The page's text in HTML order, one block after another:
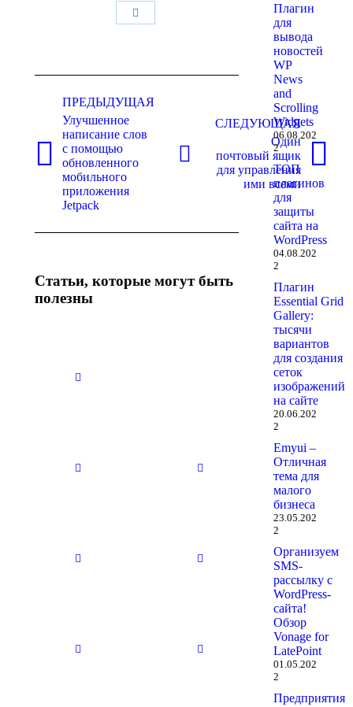
Поделиться
записям
ПРЕДЫДУЩАЯ
Предыдущая
запись:
Улучшенное
написание слов
с помощью
обновленного
мобильного
приложения
Jetpack
СЛЕДУЮЩАЯ
Следующая
запись:
Один
почтовый ящик
для управления
ими всеми
Статьи, которые могут быть
полезны
Нет
заголовка
29.10.2025
заголовка
29.10.2025
Нет
заголовка
29.10.2025
Нет
заголовка
29.10.2025
Плагин
для
вывода
новостей
WP
News
and
Scrolling
Widgets
06.08.202
2
ТОП
плагинов
для
защиты
сайта на
WordPress
04.08.202
2
Плагин
Essential Grid
Gallery:
тысячи
вариантов
для создания
сеток
изображений
на сайте
20.06.202
2
Emyui –
Отличная
тема для
малого
бизнеса
23.05.202
2
Организуем
SMS-
рассылку с
WordPress-
сайта!
Обзор
Vonage for
LatePoint
01.05.202
2
Предприятия